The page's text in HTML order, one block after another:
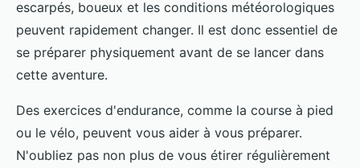
escarpés, boueux et les conditions météorologiques
peuvent rapidement changer. Il est donc essentiel de
se préparer physiquement avant de se lancer dans
cette aventure.
Des exercices d'endurance, comme la course à pied
ou le vélo, peuvent vous aider à vous préparer.
N'oubliez pas non plus de vous étirer régulièrement